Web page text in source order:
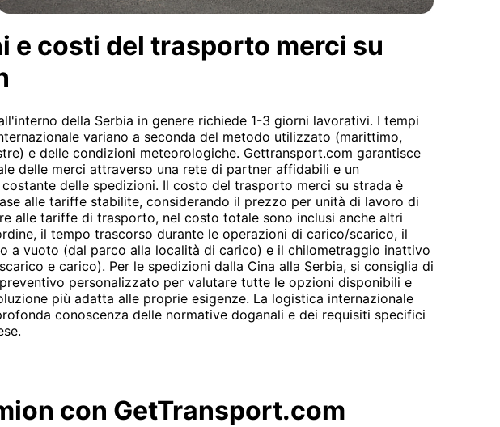
e costi del trasporto merci su
della Serbia in genere richiede 1-3 giorni lavorativi. I tempi
variano a seconda del metodo utilizzato (marittimo,
e delle condizioni meteorologiche. Gettransport.com garantisce
delle merci attraverso una rete di partner affidabili e un
delle spedizioni. Il costo del trasporto merci su strada è
alle tariffe stabilite, considerando il prezzo per unità di lavoro di
alle tariffe di trasporto, nel costo totale sono inclusi anche altri
il tempo trascorso durante le operazioni di carico/scarico, il
a vuoto (dal parco alla località di carico) e il chilometraggio inattivo
e carico). Per le spedizioni dalla Cina alla Serbia, si consiglia di
personalizzato per valutare tutte le opzioni disponibili e
più adatta alle proprie esigenze. La logistica internazionale
conoscenza delle normative doganali e dei requisiti specifici
con GetTransport.com